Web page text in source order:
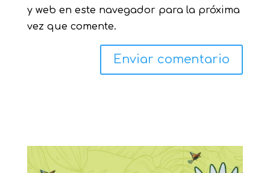
y web en este navegador para la próxima
vez que comente.